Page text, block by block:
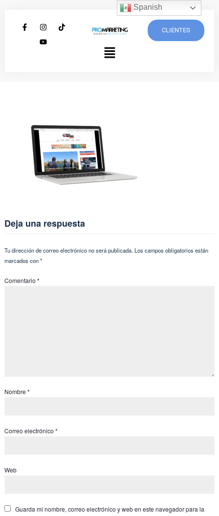
CLIENTES
Deja una respuesta
Tu dirección de correo electrónico no será publicada. Los campos obligatorios están
marcados con*
Comentario *
Nombre *
Correo electrónico *
Web
Guarda mi nombre, correo electrónico y web en este navegador para la
Spanish